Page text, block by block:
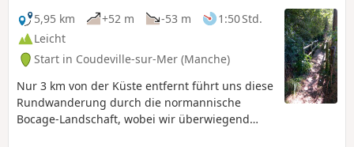
5,95 km
+52 m -53 m
1:50 Std.
Leicht
Start in Coudeville-sur-Mer (Manche)
Nur 3 km von der Küste entfernt führt uns diese
Rundwanderung durch die normannische
Bocage-Landschaft, wobei wir überwiegend